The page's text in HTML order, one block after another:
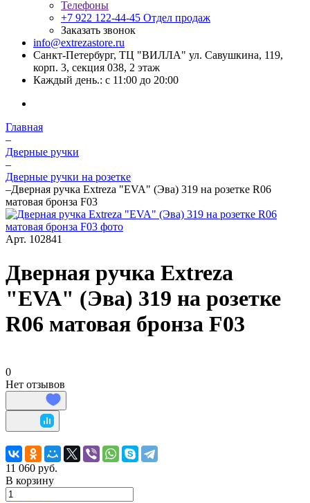
Телефоны
+7 922 122-44-45 Отдел продаж
Заказать звонок
info@extrezastore.ru
Санкт-Петербург, ТЦ "ВИЛЛА" ул. Савушкина, 119,
корп. 3, секция 038, 2 этаж
Каждый день.: с 11:00 до 20:00
Главная
–
Дверные ручки
–
Дверные ручки на розетке
–Дверная ручка Extreza "EVA" (Эва) 319 на розетке R06
матовая бронза F03
Арт. 102841
Дверная ручка Extreza
"EVA" (Эва) 319 на розетке
R06 матовая бронза F03
0
Нет отзывов
11 060 руб.
В корзину